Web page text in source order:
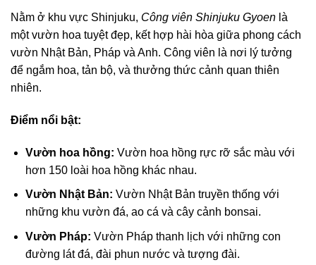
Nằm ở khu vực Shinjuku, Công viên Shinjuku Gyoen là
một vườn hoa tuyệt đẹp, kết hợp hài hòa giữa phong cách
vườn Nhật Bản, Pháp và Anh. Công viên là nơi lý tưởng
để ngắm hoa, tản bộ, và thưởng thức cảnh quan thiên
nhiên.
Điểm nổi bật:
Vườn hoa hồng: Vườn hoa hồng rực rỡ sắc màu với
hơn 150 loài hoa hồng khác nhau.
Vườn Nhật Bản: Vườn Nhật Bản truyền thống với
những khu vườn đá, ao cá và cây cảnh bonsai.
Vườn Pháp: Vườn Pháp thanh lịch với những con
đường lát đá, đài phun nước và tượng đài.